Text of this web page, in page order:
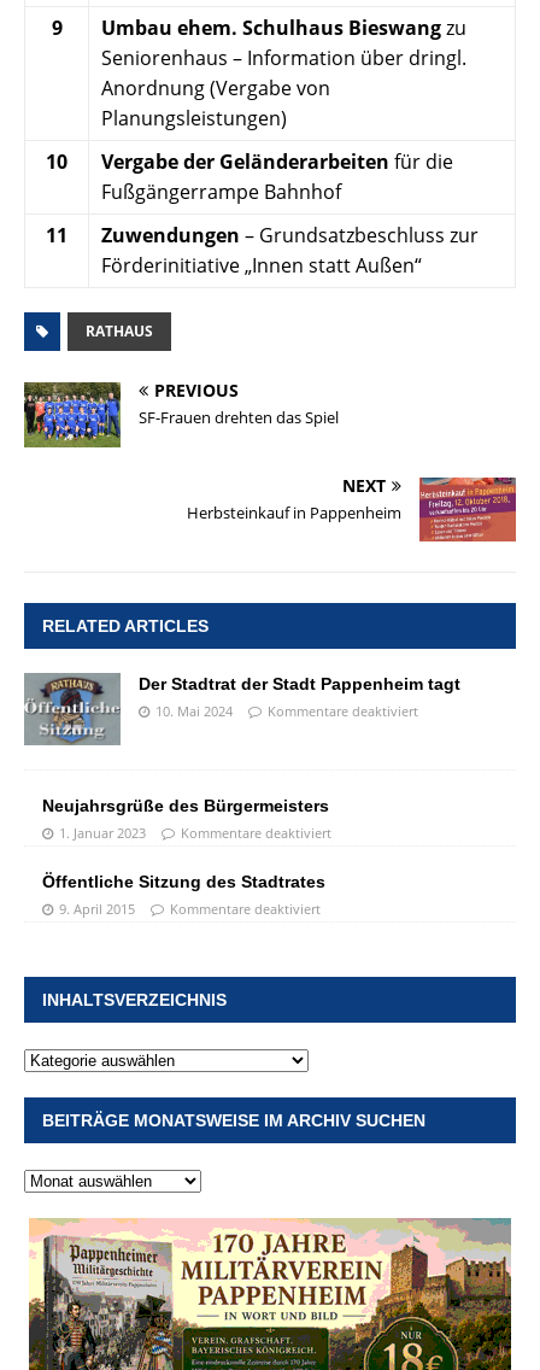
9 Umbau ehem. Schulhaus Bieswangzu
Seniorenhaus – Information über dringl.
Anordnung (Vergabe von
Planungsleistungen)
10
Vergabe der Geländerarbeiten für die
Fußgängerrampe Bahnhof
11
Zuwendungen – Grundsatzbeschluss zur
Förderinitiative „Innen statt Außen“
RATHAUS
PREVIOUS
SF-Frauen drehten das Spiel
NEXT
Herbsteinkauf in Pappenheim
RELATED ARTICLES
Der Stadtrat der Stadt Pappenheim tagt
10. Mai 2024 Kommentare deaktiviert
Neujahrsgrüße des Bürgermeisters
1. Januar 2023 Kommentare deaktiviert
Öffentliche Sitzung des Stadtrates
9. April 2015 Kommentare deaktiviert
INHALTSVERZEICHNIS
BEITRÄGE MONATSWEISE IM ARCHIV SUCHEN